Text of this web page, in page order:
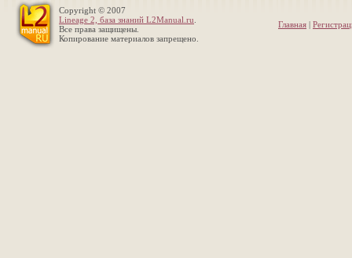
Copyright © 2007
Lineage 2, база знаний L2Manual.ru
Все права защищены.
Копирование материалов запрещено.
Главная |